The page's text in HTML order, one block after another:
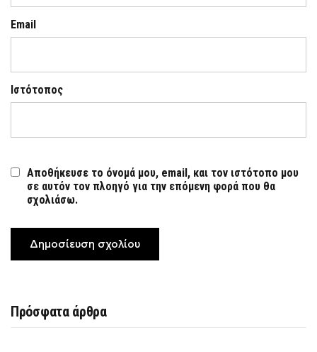
Email
Ιστότοπος
Αποθήκευσε το όνομά μου, email, και τον ιστότοπο μου
σε αυτόν τον πλοηγό για την επόμενη φορά που θα
σχολιάσω.
Πρόσφατα άρθρα